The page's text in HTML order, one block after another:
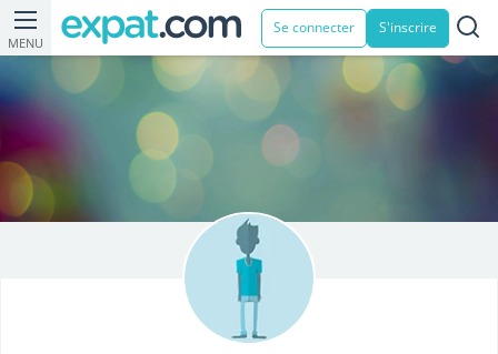
MENU
Se connecter S'inscrire